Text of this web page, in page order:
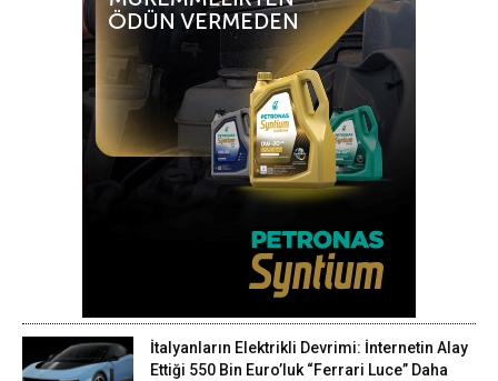
İtalyanların Elektrikli Devrimi: İnternetin Alay
Ettiği 550 Bin Euro’luk “Ferrari Luce” Daha